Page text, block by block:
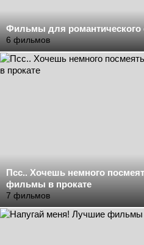
Фильмы для романтического
6 фильмов
Псс.. Хочешь немного
фильмы в прокате
7 фильмов